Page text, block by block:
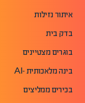
איתור נזילות
בדק בית
בוגרים מצטיינים
בינה מלאכותית -AI
בכירים ממליצים